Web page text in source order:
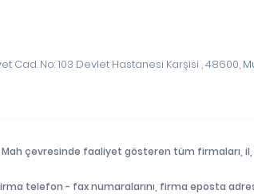
Cad. No: 103 Devlet Hastanesi Karşisi , 48600,
Mah çevresinde faaliyet gösteren tüm firmaları, il,
telefon - fax numaralarını, firma eposta